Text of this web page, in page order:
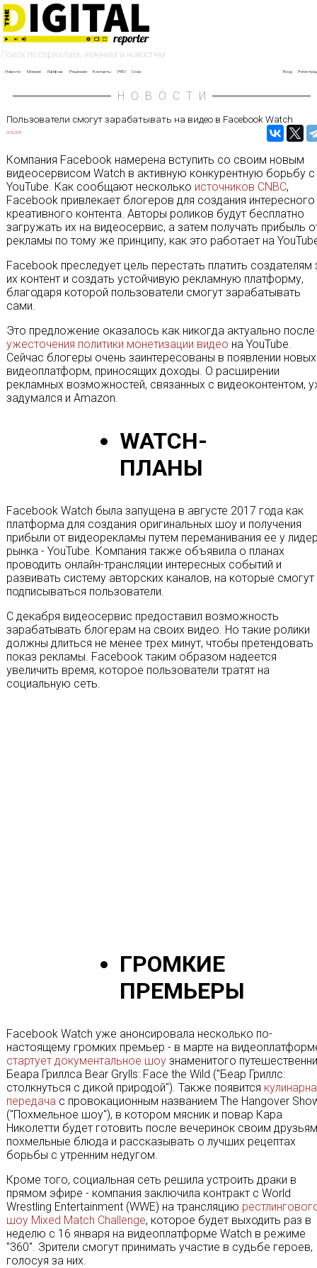
Новости Мнение Лайфхак Рецензии Контакты PRO О нас Вход
НОВОСТИ
Пользователи смогут зарабатывать на видео в Facebook Watch
07/02/2018
Компания Facebook намерена вступить со своим новым
видеосервисом Watch в активную конкурентную борьбу с
YouTube. Как сообщают несколько источников CNBC,
Facebook привлекает блогеров для создания интересного
креативного контента. Авторы роликов будут бесплатно
загружать их на видеосервис, а затем получать прибыль
рекламы по тому же принципу, как это работает на
Facebook преследует цель перестать платить создателям
их контент и создать устойчивую рекламную платформу,
благодаря которой пользователи смогут зарабатывать
сами.
Это предложение оказалось как никогда актуально после
ужесточения политики монетизации видео на YouTube.
Сейчас блогеры очень заинтересованы в появлении новых
видеоплатформ, приносящих доходы. О расширении
рекламных возможностей, связанных с видеоконтентом,
задумался и Amazon.
WATCH-
ПЛАНЫ
Facebook Watch была запущена в августе 2017 года как
платформа для создания оригинальных шоу и получения
прибыли от видеорекламы путем переманивания ее у
рынка - YouTube. Компания также объявила о планах
проводить онлайн-трансляции интересных событий и
развивать систему авторских каналов, на которые смогут
подписываться пользователи.
С декабря видеосервис предоставил возможность
зарабатывать блогерам на своих видео. Но такие ролики
должны длиться не менее трех минут, чтобы претендовать
показ рекламы. Facebook таким образом надеется
увеличить время, которое пользователи тратят на
социальную сеть.
ГРОМКИЕ
ПРЕМЬЕРЫ
Facebook Watch уже анонсировала несколько по-
настоящему громких премьер - в марте на
стартует документальное шоу знаменитого
Беара Гриллса Bear Grylls: Face the Wild ("Беар Гриллс:
столкнуться с дикой природой"). Также появится
передача с провокационным названием The Hangover
("Похмельное шоу"), в котором мясник и повар Кара
Николетти будет готовить после вечеринок своим
похмельные блюда и рассказывать о лучших рецептах
борьбы с утренним недугом.
Кроме того, социальная сеть решила устроить драки в
прямом эфире - компания заключила контракт c World
Wrestling Entertainment (WWE) на трансляцию
шоу Mixed Match Challenge, которое будет выходить раз в
неделю с 16 января на видеоплатформе Watch в режиме
"360". Зрители смогут принимать участие в судьбе героев,
голосуя за них.